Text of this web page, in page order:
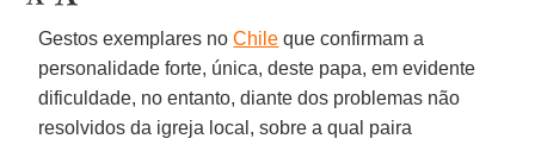
Gestos exemplares noChile que confirmam a
personalidade forte, única, deste papa, em evidente
dificuldade, no entanto, diante dos problemas não
resolvidos da igreja local, sobre a qual paira